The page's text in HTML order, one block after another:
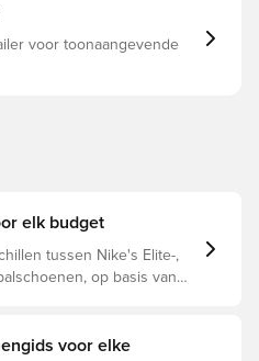
voor toonaangevende
elk budget
tussen Nike's Elite-,
op basis van
voor elke